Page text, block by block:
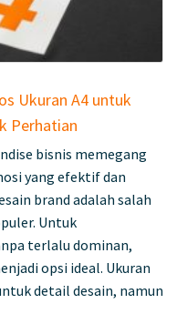
Ukuran A4 untuk
Perhatian
bisnis memegang
yang efektif dan
brand adalah salah
Untuk
terlalu dominan,
opsi ideal. Ukuran
detail desain, namun